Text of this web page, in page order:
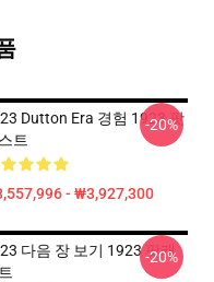
Dutton Era 경험 1923 팟
트
- ₩3,927,300
-20%
다음 장 보기 1923 팟캐
-20%